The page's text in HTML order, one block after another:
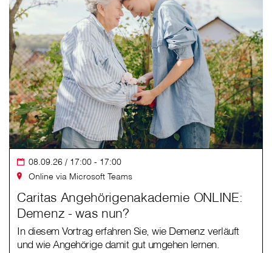
08.09.26 / 17:00 - 17:00
Online via Microsoft Teams
Caritas Angehörigenakademie ONLINE:
Demenz - was nun?
In diesem Vortrag erfahren Sie, wie Demenz verläuft
und wie Angehörige damit gut umgehen lernen.